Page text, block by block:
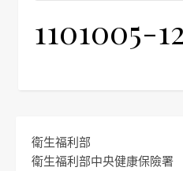
1101005-
衛生福利部
衛生福利部中央健康保險署